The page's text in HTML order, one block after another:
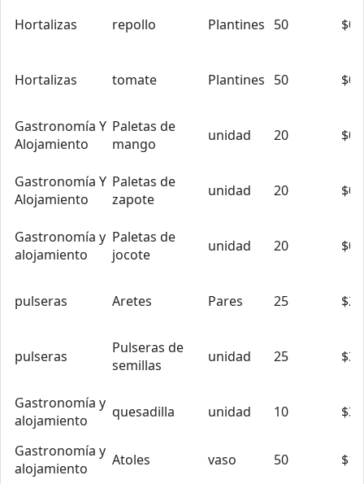
Hortalizas repollo Plantines 50
Hortalizas tomate Plantines 50
Gastronomía Y
Alojamiento
Paletas de
mango
unidad 20
Gastronomía Y
Alojamiento
Paletas de
zapote
unidad 20
Gastronomía y
alojamiento
Paletas de
jocote
unidad 20
pulseras Aretes Pares 25
pulseras
Pulseras de
semillas
unidad 25
Gastronomía y
alojamiento
quesadilla unidad 10
Gastronomía y
alojamiento
Atoles vaso 50